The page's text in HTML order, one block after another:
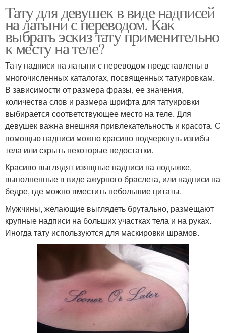
Тату для девушек в виде надписей
на латыни с переводом. Как
выбрать эскиз тату применительно
к месту на теле?
Тату надписи на латыни с переводом представлены в
многочисленных каталогах, посвященных татуировкам.
В зависимости от размера фразы, ее значения,
количества слов и размера шрифта для татуировки
выбирается соответствующее место на теле. Для
девушек важна внешняя привлекательность и красота. С
помощью надписи можно красиво подчеркнуть изгибы
тела или скрыть некоторые недостатки.
Красиво выглядят изящные надписи на лодыжке,
выполненные в виде ажурного браслета, или надписи на
бедре, где можно вместить небольшие цитаты.
Мужчины, желающие выглядеть брутально, размещают
крупные надписи на больших участках тела и на руках.
Иногда тату используются для маскировки шрамов.